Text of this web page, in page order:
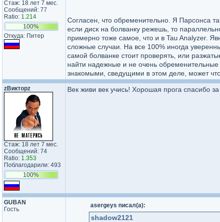
Стаж: 18 лет 7 мес.
Сообщений: 77
Ratio: 1.214
100%
Откуда: Питер
Согласен, что обременительно. Я Парсонса
если диск на болванку режешь, то
примерно тоже самое, что и в Tau Analyzer.
сложные случаи. На все 100% иногда
самой болванке стоит проверять, или
найти надежные и не очень
знакомыми, сведущими в этом деле, может
zВикторz
Стаж: 18 лет 7 мес.
Сообщений: 74
Ratio: 1.353
Поблагодарили: 493
100%
Век живи век учись! Хорошая прога спасибо
GUBAN
Гость
asergeys писал(а):
shadow2121